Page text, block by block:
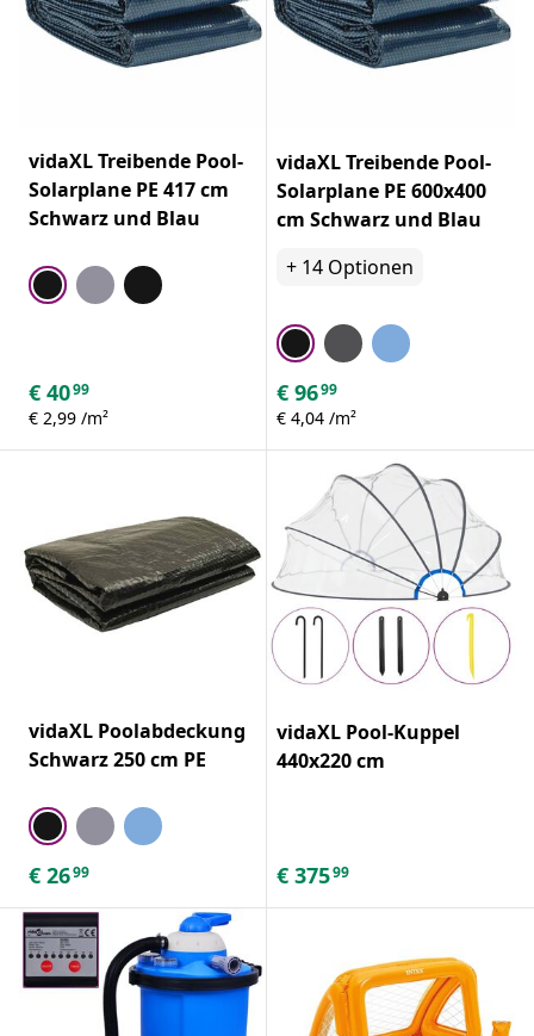
vidaXL Treibende Pool-
Solarplane PE 417 cm
Schwarz und Blau
€ 4099
€ 2,99 /m²
vidaXL Treibende Pool-
Solarplane PE 600x400
cm Schwarz und Blau
+ 14 Optionen
€ 9699
€ 4,04 /m²
vidaXL Poolabdeckung
Schwarz 250 cm PE
€ 2699
vidaXL Pool-Kuppel
440x220 cm
€ 37599